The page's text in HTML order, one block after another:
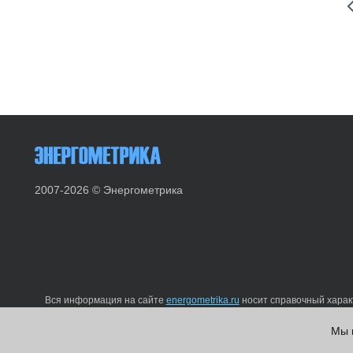
2007-2026 © Энергометрика
Вся информация на сайте energometrika.ru носит справочный
Мы